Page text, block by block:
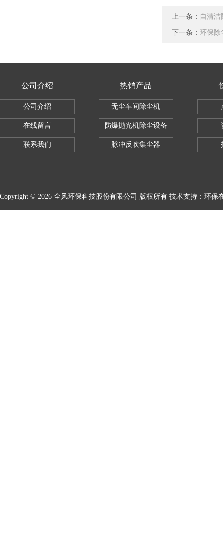
上一条： 自清洁
下一条： 环保除
公司介绍
公司介绍
在线留言
联系我们
热销产品
无尘车间除尘机
防爆抛光机除尘设备
脉冲反吹集尘器
Copyright © 2026 全风环保科技股份有限公司 版权所有 技术支持： 环保